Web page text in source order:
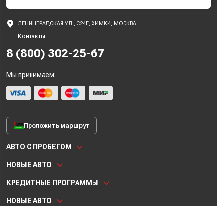
ЛЕНИНГРАДСКАЯ УЛ., С24Г, ХИМКИ, МОСКВА
Контакты
8 (800) 302-25-67
Мы принимаем:
Проложить маршрут
АВТО С ПРОБЕГОМ
НОВЫЕ АВТО
КРЕДИТНЫЕ ПРОГРАММЫ
НОВЫЕ АВТО